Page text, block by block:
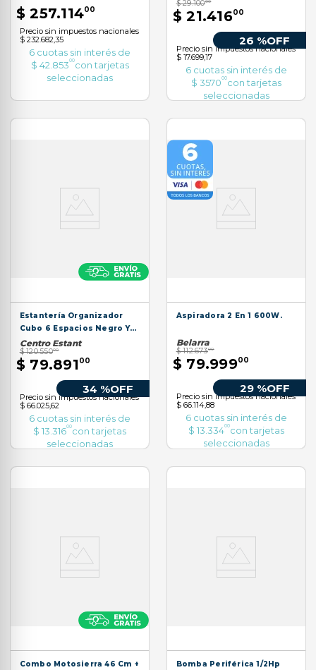
$ 257.11400
Precio sin impuestos nacionales
$ 232.682,35
6 cuotas sin interés de
$ 42 85300con tarjetas
seleccionadas
$ 29.10000
$ 21.41600
26 %OFF
Precio sin impuestos nacionales
$ 17.699,17
6 cuotas sin interés de
$ 357000con tarjetas
seleccionadas
Estantería Organizador
Cubo 6 Espacios Negro Y
Rojo
Centro Estant
$ 120.55000
$ 79.89100
34 %OFF
Precio sin impuestos nacionales
$ 66.025,62
6 cuotas sin interés de
$ 13 31600con tarjetas
seleccionadas
Aspiradora 2 En 1 600W.
Belarra
$ 112.67300
$ 79.99900
29 %OFF
Precio sin impuestos nacionales
$ 66.114,88
6 cuotas sin interés de
$ 13 33400con tarjetas
seleccionadas
Combo Motosierra 46 Cm +
Bomba Periférica 1/2Hp